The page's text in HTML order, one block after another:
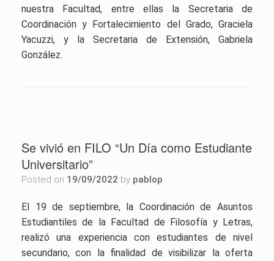
nuestra Facultad, entre ellas la Secretaria de
Coordinación y Fortalecimiento del Grado, Graciela
Yacuzzi, y la Secretaria de Extensión, Gabriela
González.
Se vivió en FILO “Un Día como Estudiante
Universitario”
Posted on 19/09/2022 by pablop
El 19 de septiembre, la Coordinación de Asuntos
Estudiantiles de la Facultad de Filosofía y Letras,
realizó una experiencia con estudiantes de nivel
secundario, con la finalidad de visibilizar la oferta